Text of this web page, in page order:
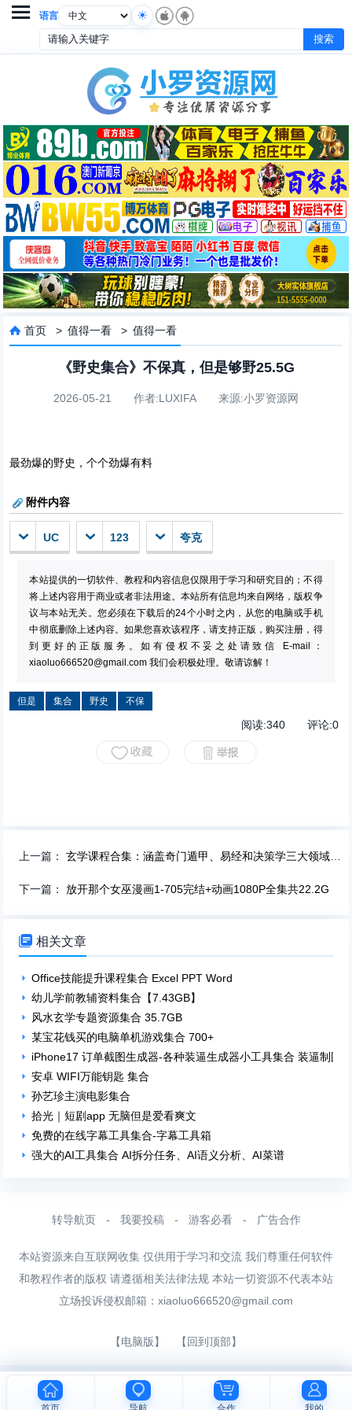
语言

 首页 >值得一看 >值得一看
《野史集合》不保真，但是够野25.5G
2026-05-21 作者:LUXIFA 来源:小罗资源网
最劲爆的野史，个个劲爆有料
附件内容
UC 123 夸克
本站提供的一切软件、教程和内容信息仅限用于学习和研究目的；不得
将上述内容用于商业或者非法用途。本站所有信息均来自网络，版权争
议与本站无关。您必须在下载后的24个小时之内，从您的电脑或手机
中彻底删除上述内容。如果您喜欢该程序，请支持正版，购买注册，得
到更好的正版服务。如有侵权不妥之处请致信 E-mail：
xiaoluo666520@gmail.com 我们会积极处理。敬请谅解！
但是 集合 野史 不保
阅读:340评论:0
上一篇：玄学课程合集：涵盖奇门遁甲、易经和决策学三大领域【20.5GB】
下一篇：放开那个女巫漫画1-705完结+动画1080P全集共22.2G
 相关文章
Office技能提升课程集合 Excel PPT Word
幼儿学前教辅资料集合【7.43GB】
风水玄学专题资源集合 35.7GB
某宝花钱买的电脑单机游戏集合 700+
iPhone17 订单截图生成器-各种装逼生成器小工具集合 装逼制图
安卓 WIFI万能钥匙 集合
孙艺珍主演电影集合
拾光｜短剧app 无脑但是爱看爽文
免费的在线字幕工具集合-字幕工具箱
强大的AI工具集合 AI拆分任务、AI语义分析、AI菜谱
转导航页 - 我要投稿 - 游客必看 - 广告合作
本站资源来自互联网收集 仅供用于学习和交流 我们尊重任何软件
和教程作者的版权 请遵循相关法律法规 本站一切资源不代表本站
立场投诉侵权邮箱： xiaoluo666520@gmail.com
【电脑版】 【回到顶部】